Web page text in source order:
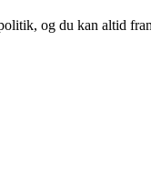
og du kan altid